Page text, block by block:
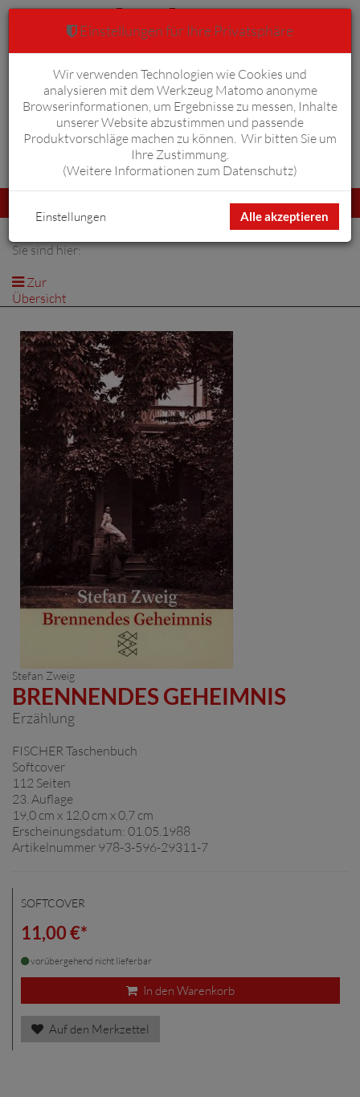
Anmelden Warenkorb 0
umschalten
Sie sind hier:
Zur
Übersicht
Stefan Zweig
BRENNENDES GEHEIMNIS
Erzählung
FISCHER Taschenbuch
Softcover
112 Seiten
23. Auflage
19,0 cm x 12,0 cm x 0,7 cm
Erscheinungsdatum: 01.05.1988
Artikelnummer 978-3-596-29311-7
SOFTCOVER
11,00 €*
vorübergehend nicht lieferbar
In den Warenkorb
Auf den Merkzettel
Einstellungen für Ihre Privatsphäre
Wir verwenden Technologien wie Cookies und
analysieren mit dem Werkzeug Matomo anonyme
Browserinformationen, um Ergebnisse zu messen, Inhalte
unserer Website abzustimmen und passende
Produktvorschläge machen zu können. Wir bitten Sie um
Ihre Zustimmung.
(Weitere Informationen zum Datenschutz)
Alle akzeptieren
Einstellungen